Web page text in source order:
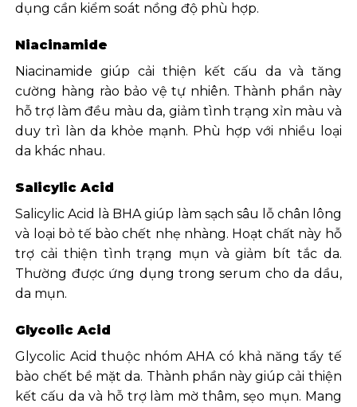
dụng cần kiểm soát nồng độ phù hợp.
Niacinamide
Niacinamide giúp cải thiện kết cấu da và tăng
cường hàng rào bảo vệ tự nhiên. Thành phần này
hỗ trợ làm đều màu da, giảm tình trạng xỉn màu và
duy trì làn da khỏe mạnh. Phù hợp với nhiều loại
da khác nhau.
Salicylic Acid
Salicylic Acid là BHA giúp làm sạch sâu lỗ chân lông
và loại bỏ tế bào chết nhẹ nhàng. Hoạt chất này hỗ
trợ cải thiện tình trạng mụn và giảm bít tắc da.
Thường được ứng dụng trong serum cho da dầu,
da mụn.
Glycolic Acid
Glycolic Acid thuộc nhóm AHA có khả năng tẩy tế
bào chết bề mặt da. Thành phần này giúp cải thiện
kết cấu da và hỗ trợ làm mờ thâm, sẹo mụn. Mang